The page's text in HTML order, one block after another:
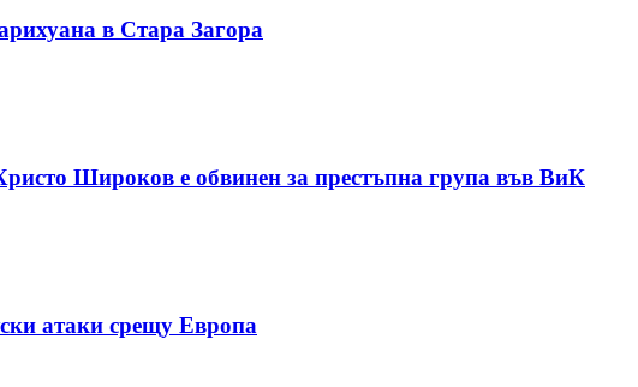
в Стара Загора
Широков е обвинен за престъпна група във ВиК
атаки срещу Европа